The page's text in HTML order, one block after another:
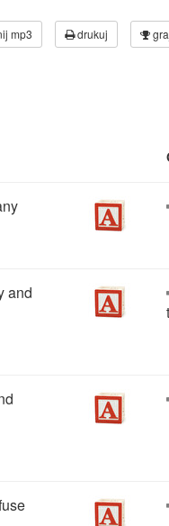
mp3 drukuj
and